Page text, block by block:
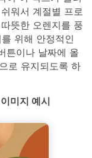
워서 계절별 프로
뜻한 오렌지를 풍
위해 안정적인
튼이나 날짜에 올
로 유지되도록 하
미지 예시